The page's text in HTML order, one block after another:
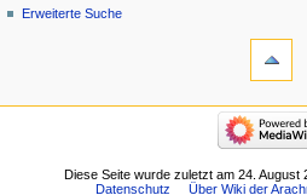
Erweiterte Suche
Diese Seite wurde zuletzt am 24. August
Datenschutz
Über Wiki der